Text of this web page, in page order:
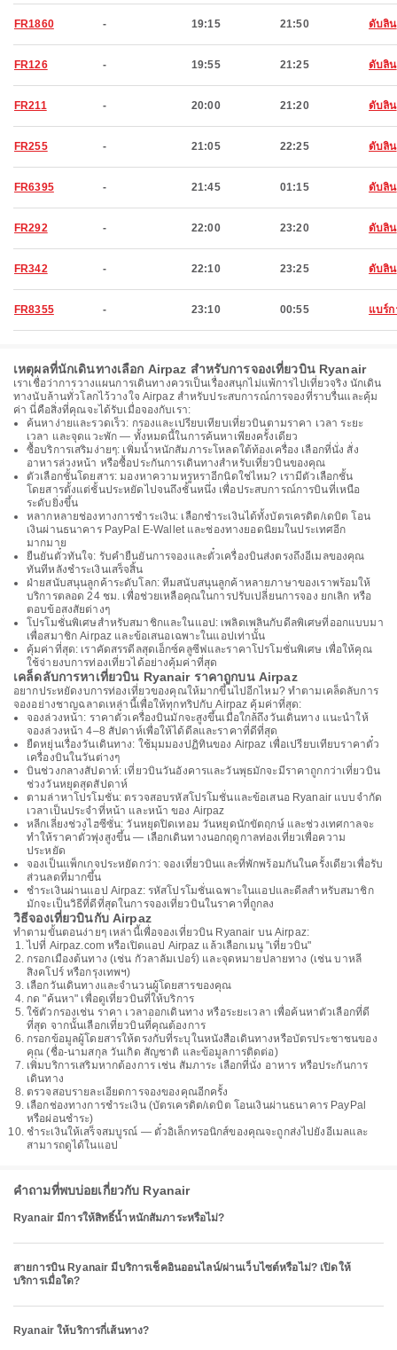
FR1860 - 19:15 21:50 ดับลิน
FR126 - 19:55 21:25 ดับลิน
FR211 - 20:00 21:20 ดับลิน
FR255 - 21:05 22:25 ดับลิน
FR6395 - 21:45 01:15 ดับลิน
FR292 - 22:00 23:20 ดับลิน
FR342 - 22:10 23:25 ดับลิน
FR8355 - 23:10 00:55 แบร์ก
เหตุผลที่นักเดินทางเลือก Airpaz สำหรับการจองเที่ยวบิน Ryanair
เราเชื่อว่าการวางแผนการเดินทางควรเป็นเรื่องสนุกไม่แพ้การไปเที่ยวจริง นักเดิน
ทางนับล้านทั่วโลกไว้วางใจ Airpaz สำหรับประสบการณ์การจองที่ราบรื่นและคุ้ม
ค่า นี่คือสิ่งที่คุณจะได้รับเมื่อจองกับเรา:
ค้นหาง่ายและรวดเร็ว: กรองและเปรียบเทียบเที่ยวบินตามราคา เวลา ระยะ
เวลา และจุดแวะพัก — ทั้งหมดนี้ในการค้นหาเพียงครั้งเดียว
ซื้อบริการเสริมง่ายๆ: เพิ่มน้ำหนักสัมภาระโหลดใต้ท้องเครื่อง เลือกที่นั่ง สั่ง
อาหารล่วงหน้า หรือซื้อประกันการเดินทางสำหรับเที่ยวบินของคุณ
ตัวเลือกชั้นโดยสาร: มองหาความหรูหราอีกนิดใช่ไหม? เรามีตัวเลือกชั้น
โดยสารตั้งแต่ชั้นประหยัดไปจนถึงชั้นหนึ่ง เพื่อประสบการณ์การบินที่เหนือ
ระดับยิ่งขึ้น
หลากหลายช่องทางการชำระเงิน: เลือกชำระเงินได้ทั้งบัตรเครดิต/เดบิต โอน
เงินผ่านธนาคาร PayPal E-Wallet และช่องทางยอดนิยมในประเทศอีก
มากมาย
ยืนยันตั๋วทันใจ: รับคำยืนยันการจองและตั๋วเครื่องบินส่งตรงถึงอีเมลของคุณ
ทันทีหลังชำระเงินเสร็จสิ้น
ฝ่ายสนับสนุนลูกค้าระดับโลก: ทีมสนับสนุนลูกค้าหลายภาษาของเราพร้อมให้
บริการตลอด 24 ชม. เพื่อช่วยเหลือคุณในการปรับเปลี่ยนการจอง ยกเลิก หรือ
ตอบข้อสงสัยต่างๆ
โปรโมชั่นพิเศษสำหรับสมาชิกและในแอป: เพลิดเพลินกับดีลพิเศษที่ออกแบบมา
เพื่อสมาชิก Airpaz และข้อเสนอเฉพาะในแอปเท่านั้น
คุ้มค่าที่สุด: เราคัดสรรดีลสุดเอ็กซ์คลูซีฟและราคาโปรโมชั่นพิเศษ เพื่อให้คุณ
ใช้จ่ายงบการท่องเที่ยวได้อย่างคุ้มค่าที่สุด
เคล็ดลับการหาเที่ยวบิน Ryanair ราคาถูกบน Airpaz
อยากประหยัดงบการท่องเที่ยวของคุณให้มากขึ้นไปอีกไหม? ทำตามเคล็ดลับการ
จองอย่างชาญฉลาดเหล่านี้เพื่อให้ทุกทริปกับ Airpaz คุ้มค่าที่สุด:
จองล่วงหน้า: ราคาตั๋วเครื่องบินมักจะสูงขึ้นเมื่อใกล้ถึงวันเดินทาง แนะนำให้
จองล่วงหน้า 4–8 สัปดาห์เพื่อให้ได้ดีลและราคาที่ดีที่สุด
ยืดหยุ่นเรื่องวันเดินทาง: ใช้มุมมองปฏิทินของ Airpaz เพื่อเปรียบเทียบราคาตั๋ว
เครื่องบินในวันต่างๆ
บินช่วงกลางสัปดาห์: เที่ยวบินวันอังคารและวันพุธมักจะมีราคาถูกกว่าเที่ยวบิน
ช่วงวันหยุดสุดสัปดาห์
ตามล่าหาโปรโมชั่น: ตรวจสอบรหัสโปรโมชั่นและข้อเสนอ Ryanair แบบจำกัด
เวลาเป็นประจำที่หน้า และหน้า ของ Airpaz
หลีกเลี่ยงช่วงไฮซีซั่น: วันหยุดปิดเทอม วันหยุดนักขัตฤกษ์ และช่วงเทศกาลจะ
ทำให้ราคาตั๋วพุ่งสูงขึ้น — เลือกเดินทางนอกฤดูกาลท่องเที่ยวเพื่อความ
ประหยัด
จองเป็นแพ็กเกจประหยัดกว่า: จองเที่ยวบินและที่พักพร้อมกันในครั้งเดียวเพื่อรับ
ส่วนลดที่มากขึ้น
ชำระเงินผ่านแอป Airpaz: รหัสโปรโมชั่นเฉพาะในแอปและดีลสำหรับสมาชิก
มักจะเป็นวิธีที่ดีที่สุดในการจองเที่ยวบินในราคาที่ถูกลง
วิธีจองเที่ยวบินกับ Airpaz
ทำตามขั้นตอนง่ายๆ เหล่านี้เพื่อจองเที่ยวบิน Ryanair บน Airpaz:
ไปที่ Airpaz.com หรือเปิดแอป Airpaz แล้วเลือกเมนู "เที่ยวบิน"
กรอกเมืองต้นทาง (เช่น กัวลาลัมเปอร์) และจุดหมายปลายทาง (เช่น บาหลี
สิงคโปร์ หรือกรุงเทพฯ)
เลือกวันเดินทางและจำนวนผู้โดยสารของคุณ
กด "ค้นหา" เพื่อดูเที่ยวบินที่ให้บริการ
ใช้ตัวกรองเช่น ราคา เวลาออกเดินทาง หรือระยะเวลา เพื่อค้นหาตัวเลือกที่ดี
ที่สุด จากนั้นเลือกเที่ยวบินที่คุณต้องการ
กรอกข้อมูลผู้โดยสารให้ตรงกับที่ระบุในหนังสือเดินทางหรือบัตรประชาชนของ
คุณ (ชื่อ-นามสกุล วันเกิด สัญชาติ และข้อมูลการติดต่อ)
เพิ่มบริการเสริมหากต้องการ เช่น สัมภาระ เลือกที่นั่ง อาหาร หรือประกันการ
เดินทาง
ตรวจสอบรายละเอียดการจองของคุณอีกครั้ง
เลือกช่องทางการชำระเงิน (บัตรเครดิต/เดบิต โอนเงินผ่านธนาคาร PayPal
หรือผ่อนชำระ)
ชำระเงินให้เสร็จสมบูรณ์ — ตั๋วอิเล็กทรอนิกส์ของคุณจะถูกส่งไปยังอีเมลและ
สามารถดูได้ในแอป
คำถามที่พบบ่อยเกี่ยวกับ Ryanair
Ryanair มีการให้สิทธิ์น้ำหนักสัมภาระหรือไม่?
สายการบิน Ryanair มีบริการเช็คอินออนไลน์/ผ่านเว็บไซต์หรือไม่? เปิดให้
บริการเมื่อใด?
Ryanair ให้บริการกี่เส้นทาง?